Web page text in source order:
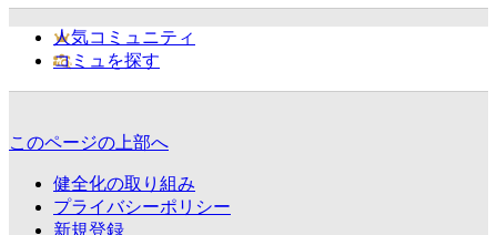
人気コミュニティ
コミュを探す
このページの上部へ
健全化の取り組み
プライバシーポリシー
新規登録